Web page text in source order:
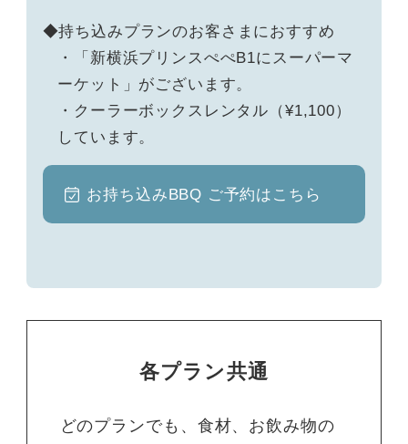
持ち込みプランのお客さまにおすすめ
・「新横浜プリンスぺぺB1にスーパーマ
ーケット」がございます。
・クーラーボックスレンタル（¥1,100）
しています。
お持ち込みBBQ ご予約はこちら
各プラン共通
どのプランでも、食材、お飲み物の